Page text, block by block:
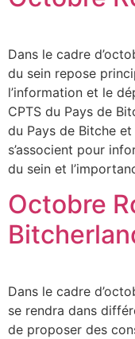
Dans le cadre
du sein repose
l’information et le
CPTS du Pays de
du Pays de Bitche
s’associent pour
du sein et
Octobre
Dans le cadre
se rendra dans
de proposer des